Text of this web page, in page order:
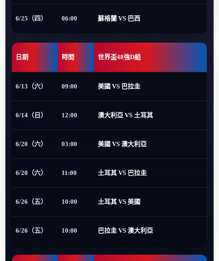
6/25（四） 06:00 蘇格蘭 VS 巴西
日期 時間 世界盃48強D組
6/13（六） 09:00 美國 VS 巴拉圭
6/14（日） 12:00 澳大利亞 VS 土耳其
6/20（六） 03:00 美國 VS 澳大利亞
6/20（六） 11:00 土耳其 VS 巴拉圭
6/26（五） 10:00 土耳其 VS 美國
6/26（五） 10:00 巴拉圭 VS 澳大利亞